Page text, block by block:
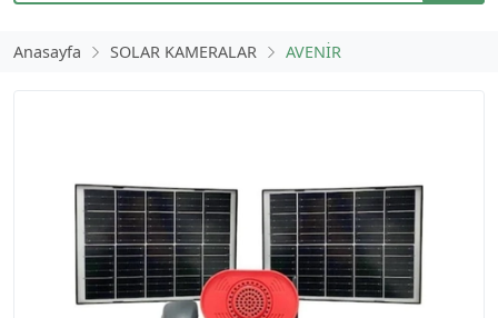
Anasayfa SOLAR KAMERALAR AVENİR